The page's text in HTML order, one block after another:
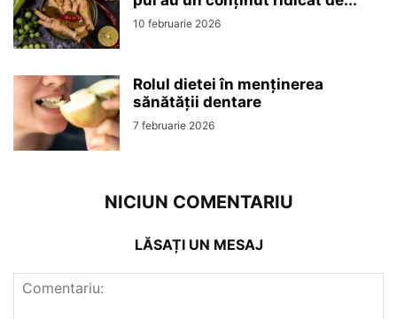
10 februarie 2026
Rolul dietei în menținerea
sănătății dentare
7 februarie 2026
NICIUN COMENTARIU
LĂSAȚI UN MESAJ